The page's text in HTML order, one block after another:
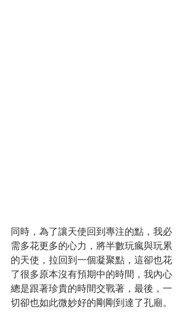
同時，為了讓天使回到專注的點，我必
需多花更多的心力，將半數玩瘋與玩累
的天使，拉回到一個凝聚點，這卻也花
了很多原本沒有預期中的時間，我內心
總是跟著珍貴的時間交戰著，最後，一
切卻也如此微妙好的剛剛到達了孔廟。